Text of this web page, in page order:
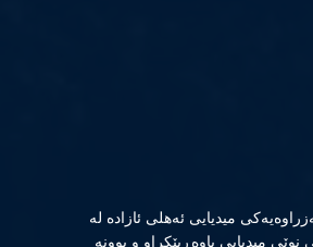
میدیایی ئەهلی ئازادە لە
نوێی میدیایی باوەڕپێكراو و بوونە